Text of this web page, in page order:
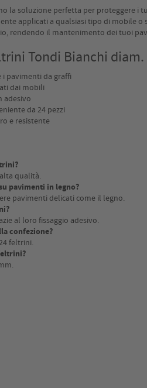
la soluzione perfetta per proteggere
applicati a qualsiasi tipo di mobile o
rendendo il mantenimento dei tuoi
Tondi Bianchi
pavimenti da graffi
dai mobili
adesivo
da 24 pezzi
e resistente
qualità.
pavimenti in legno?
pavimenti delicati come il legno.
al loro fissaggio adesivo.
confezione?
feltrini.